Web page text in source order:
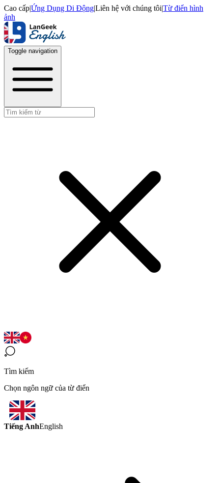
Cao cấp|Ứng Dụng Di Động|Liên hệ với chúng tôi|Từ điển hình
ảnh
Toggle navigation
Tìm kiếm
Chọn ngôn ngữ của từ điển
Tiếng AnhEnglish